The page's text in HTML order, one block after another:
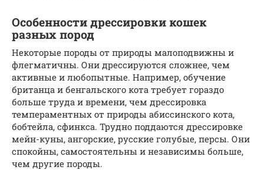
Особенности дрессировки кошек
разных пород
Некоторые породы от природы малоподвижны и
флегматичны. Они дрессируются сложнее, чем
активные и любопытные. Например, обучение
британца и бенгальского кота требует гораздо
больше труда и времени, чем дрессировка
темпераментных от природы абиссинского кота,
бобтейла, сфинкса. Трудно поддаются дрессировке
мейн-куны, ангорские, русские голубые, персы. Они
спокойны, самостоятельны и независимы больше,
чем другие породы.